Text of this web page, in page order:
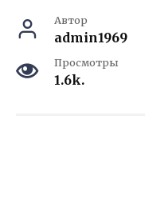
Автор
admin1969
Просмотры
1.6k.